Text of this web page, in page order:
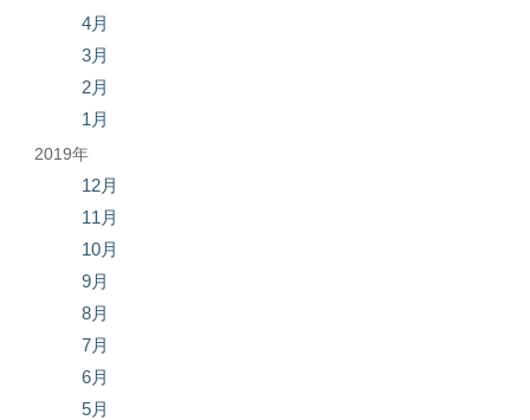
4月
3月
2月
1月
2019年
12月
11月
10月
9月
8月
7月
6月
5月